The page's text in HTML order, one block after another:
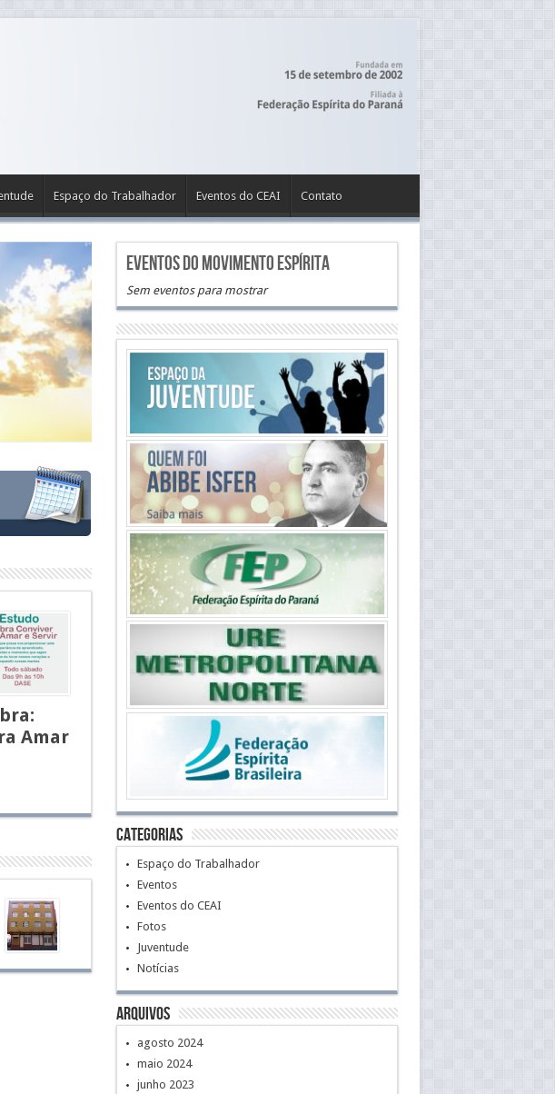
Espaço do Trabalhador Eventos do CEAI Contato
Amar
Eventos do movimento Espírita
Sem eventos para mostrar
Categorias
Espaço do Trabalhador
Eventos
Eventos do CEAI
Fotos
Juventude
Notícias
Arquivos
agosto 2024
maio 2024
junho 2023